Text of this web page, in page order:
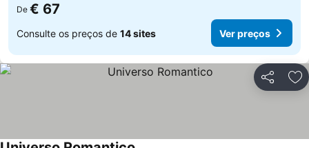
De € 67
Consulte os preços de 14 sites Ver preços
Partilhar